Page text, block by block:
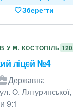
Зберегти
У М. КОСТОПІЛЬ
ліцей №4
Державна
О.
9:1